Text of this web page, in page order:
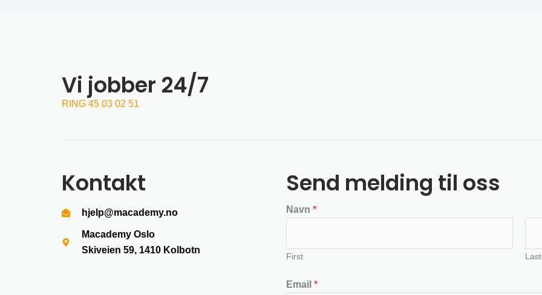
Vi jobber 24/7
RING 45 03 02 51
Kontakt
hjelp@macademy.no
Macademy Oslo
Skiveien 59, 1410 Kolbotn
Send melding til oss
Navn*
First Last
Email*